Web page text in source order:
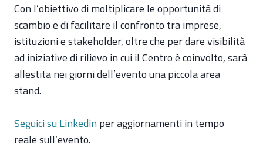
Con l’obiettivo di moltiplicare le opportunità di
scambio e di facilitare il confronto tra imprese,
istituzioni e stakeholder, oltre che per dare visibilità
ad iniziative di rilievo in cui il Centro è coinvolto, sarà
allestita nei giorni dell’evento una piccola area
stand.
Seguici su Linkedin per aggiornamenti in tempo
reale sull’evento.